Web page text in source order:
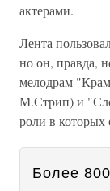
актерами.
Лента
но он, правда,
мелодрам
М.Стрип) и
роли в
Более